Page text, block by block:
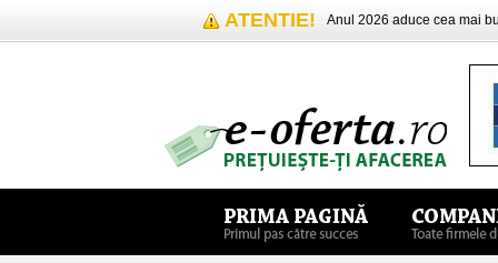
ATENTIE! Anul 2026 aduce cea mai